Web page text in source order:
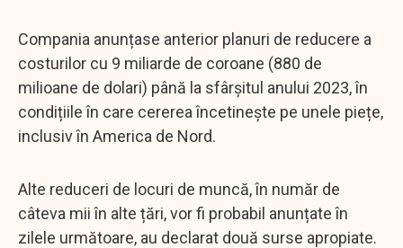
Compania anunțase anterior planuri de reducere a
costurilor cu 9 miliarde de coroane (880 de
milioane de dolari) până la sfârșitul anului 2023, în
condițiile în care cererea încetinește pe unele piețe,
inclusiv în America de Nord.
Alte reduceri de locuri de muncă, în număr de
câteva mii în alte țări, vor fi probabil anunțate în
zilele următoare, au declarat două surse apropiate.